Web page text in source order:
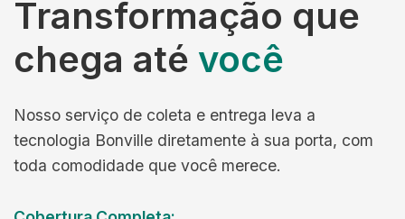
Transformação que
chega até você
Nosso serviço de coleta e entrega leva a
tecnologia Bonville diretamente à sua porta, com
toda comodidade que você merece.